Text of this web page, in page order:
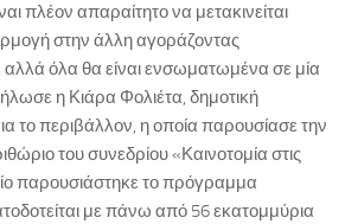
πλέον απαραίτητο να μετακινείται
στην άλλη αγοράζοντας
αλλά όλα θα είναι ενσωματωμένα σε μία
η Κιάρα Φολιέτα, δημοτική
το περιβάλλον, η οποία παρουσίασε την
του συνεδρίου «Καινοτομία στις
παρουσιάστηκε το πρόγραμμα
με πάνω από 56 εκατομμύρια